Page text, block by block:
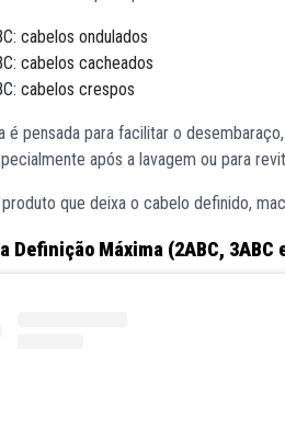
cabelos ondulados
cabelos cacheados
cabelos crespos
é pensada para facilitar o
após a lavagem ou para
produto que deixa o cabelo definido,
Definição Máxima (2ABC, 3ABC